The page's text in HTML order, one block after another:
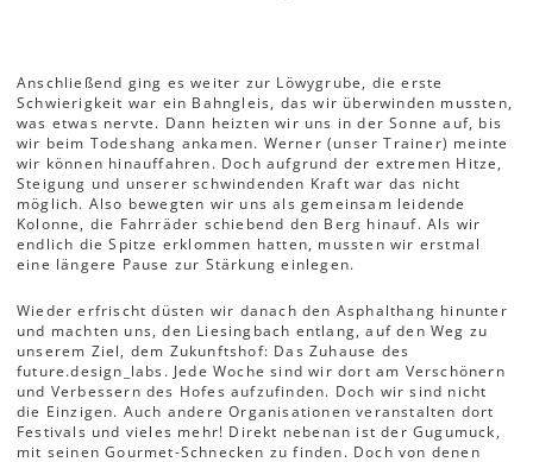
Anschließend ging es weiter zur Löwygrube, die erste
Schwierigkeit war ein Bahngleis, das wir überwinden mussten,
was etwas nervte. Dann heizten wir uns in der Sonne auf, bis
wir beim Todeshang ankamen. Werner (unser Trainer) meinte
wir können hinauffahren. Doch aufgrund der extremen Hitze,
Steigung und unserer schwindenden Kraft war das nicht
möglich. Also bewegten wir uns als gemeinsam leidende
Kolonne, die Fahrräder schiebend den Berg hinauf. Als wir
endlich die Spitze erklommen hatten, mussten wir erstmal
eine längere Pause zur Stärkung einlegen.
Wieder erfrischt düsten wir danach den Asphalthang hinunter
und machten uns, den Liesingbach entlang, auf den Weg zu
unserem Ziel, dem Zukunftshof: Das Zuhause des
future.design_labs. Jede Woche sind wir dort am Verschönern
und Verbessern des Hofes aufzufinden. Doch wir sind nicht
die Einzigen. Auch andere Organisationen veranstalten dort
Festivals und vieles mehr! Direkt nebenan ist der Gugumuck,
mit seinen Gourmet-Schnecken zu finden. Doch von denen